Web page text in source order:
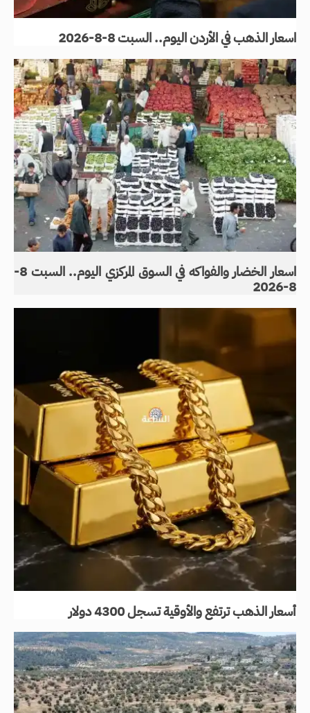
اسعار الذهب في الأردن اليوم.. السبت 8-8-2026
اسعار الخضار والفواكه في السوق المركزي اليوم.. السبت 8-
8-2026
أسعار الذهب ترتفع والأوقية تسجل 4300 دولار